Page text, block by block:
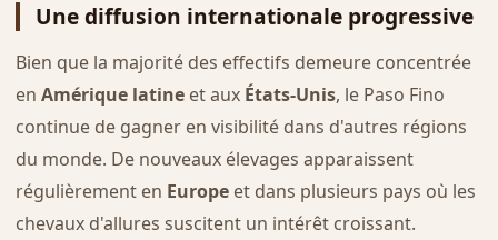
Une diffusion internationale progressive
Bien que la majorité des effectifs demeure concentrée
en Amérique latineet aux États-Unis, le Paso Fino
continue de gagner en visibilité dans d'autres régions
du monde. De nouveaux élevages apparaissent
régulièrement en Europeet dans plusieurs pays où les
chevaux d'allures suscitent un intérêt croissant.